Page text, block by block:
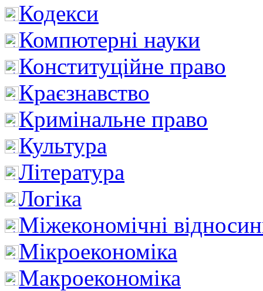
Кодекси
Компютерні науки
Конституційне право
Краєзнавство
Кримінальне право
Культура
Література
Логіка
Міжекономічні
Мікроекономіка
Макроекономіка